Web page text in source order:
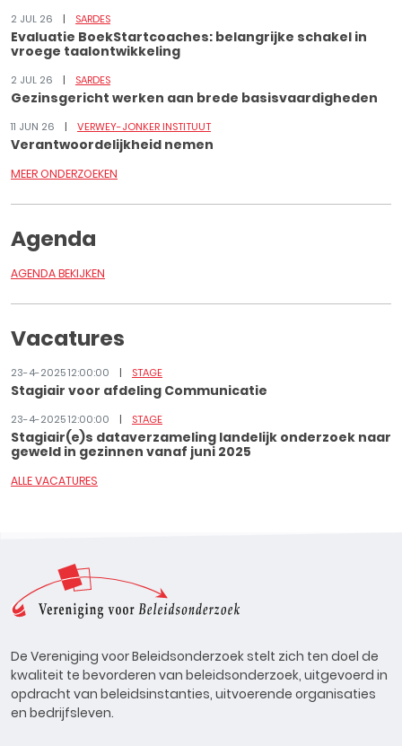
2 JUL 26 SARDES
Evaluatie BoekStartcoaches: belangrijke schakel in
vroege taalontwikkeling
2 JUL 26 SARDES
Gezinsgericht werken aan brede basisvaardigheden
11 JUN 26 VERWEY-JONKER INSTITUUT
Verantwoordelijkheid nemen
MEER ONDERZOEKEN
Agenda
AGENDA BEKIJKEN
Vacatures
23-4-2025 12:00:00 STAGE
Stagiair voor afdeling Communicatie
23-4-2025 12:00:00 STAGE
Stagiair(e)s dataverzameling landelijk onderzoek naar
geweld in gezinnen vanaf juni 2025
ALLE VACATURES
De Vereniging voor Beleidsonderzoek stelt zich ten doel de
kwaliteit te bevorderen van beleidsonderzoek, uitgevoerd in
opdracht van beleidsinstanties, uitvoerende organisaties
en bedrijfsleven.